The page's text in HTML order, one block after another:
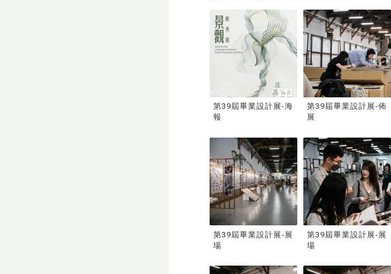
第39屆畢業設計展-海
報
第39屆畢業設計展-佈
展
第39屆畢業設計展-展
場
第39屆畢業設計展-展
場